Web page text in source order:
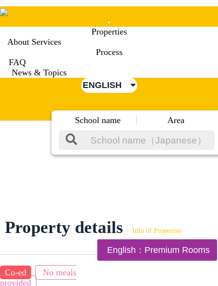
Mobile
Menu
Properties
About Services
Process
FAQ
News & Topics
ENGLISH
School name Area
Property details Info of Properties
English：Premium Rooms
Co-ed
No meals
provided